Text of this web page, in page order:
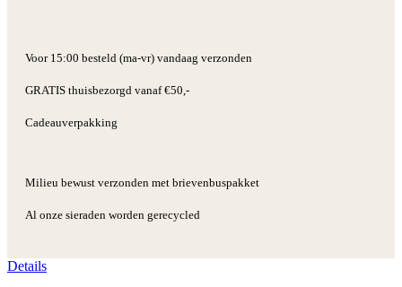
Voor 15:00 besteld (ma-vr) vandaag verzonden
GRATIS thuisbezorgd vanaf €50,-
Cadeauverpakking
Milieu bewust verzonden met brievenbuspakket
Al onze sieraden worden gerecycled
Details